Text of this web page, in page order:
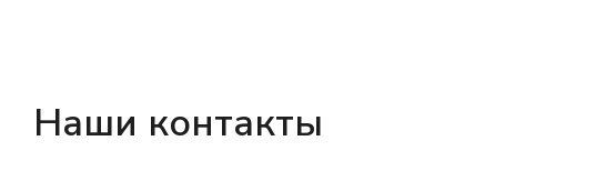
Наши контакты